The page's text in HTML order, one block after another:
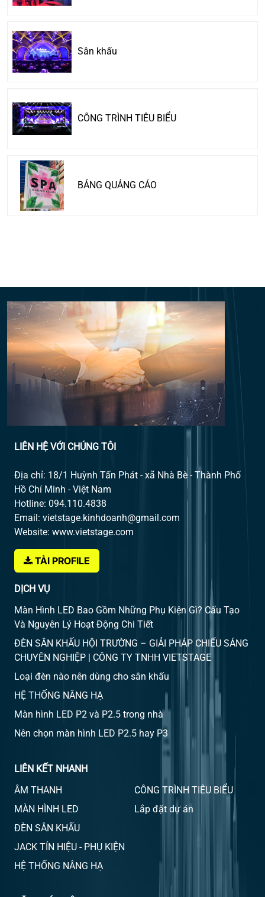
Sân khấu
CÔNG TRÌNH TIÊU BIỂU
BẢNG QUẢNG CÁO
LIÊN HỆ VỚI CHÚNG TÔI
Địa chỉ: 18/1 Huỳnh Tấn Phát - xã Nhà Bè - Thành Phố
Hồ Chí Minh - Việt Nam
Hotline: 094.110.4838
Email: vietstage.kinhdoanh@gmail.com
Website: www.vietstage.com
TẢI PROFILE
DỊCH VỤ
Màn Hình LED Bao Gồm Những Phụ Kiện Gì? Cấu Tạo
Và Nguyên Lý Hoạt Động Chi Tiết
ĐÈN SÂN KHẤU HỘI TRƯỜNG – GIẢI PHÁP CHIẾU SÁNG
CHUYÊN NGHIỆP | CÔNG TY TNHH VIETSTAGE
Loại đèn nào nên dùng cho sân khấu
HỆ THỐNG NÂNG HẠ
Màn hình LED P2 và P2.5 trong nhà
Nên chọn màn hình LED P2.5 hay P3
LIÊN KẾT NHANH
ÂM THANH
MÀN HÌNH LED
ĐÈN SÂN KHẤU
JACK TÍN HIỆU - PHỤ KIỆN
HỆ THỐNG NÂNG HẠ
CÔNG TRÌNH TIÊU BIỂU
Lắp đặt dự án